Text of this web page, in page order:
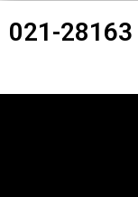
021-28163